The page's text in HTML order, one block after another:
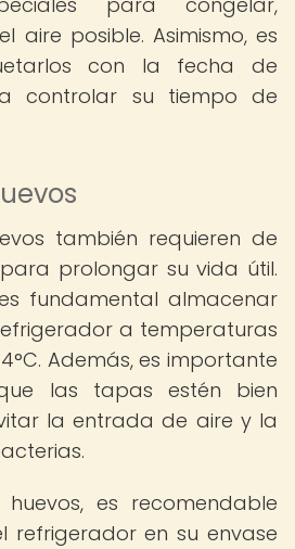
aire posible. Asimismo, es
con la fecha de
controlar su tiempo de
también requieren de
prolongar su vida útil.
fundamental almacenar
a temperaturas
Además, es importante
las tapas estén bien
la entrada de aire y la
es recomendable
refrigerador en su envase